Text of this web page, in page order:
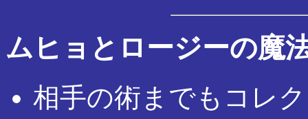
ムヒョとロージーの魔
相手の術までもコレ